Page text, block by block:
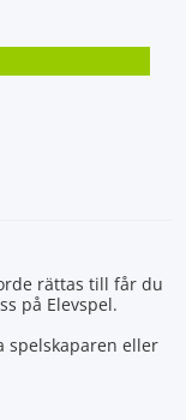
rättas till får du
på Elevspel.
spelskaparen eller